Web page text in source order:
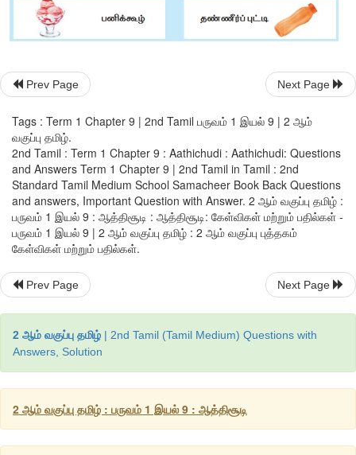
Prev Page Next Page
Tags : Term 1 Chapter 9 | 2nd Tamil பருவம் 1 இயல் 9 | 2 ஆம்
வகுப்பு தமிழ்.
2nd Tamil : Term 1 Chapter 9 : Aathichudi : Aathichudi: Questions
and Answers Term 1 Chapter 9 | 2nd Tamil in Tamil : 2nd
Standard Tamil Medium School Samacheer Book Back Questions
and answers, Important Question with Answer. 2 ஆம் வகுப்பு தமிழ் :
பருவம் 1 இயல் 9 : ஆத்திசூடி : ஆத்திசூடி: கேள்விகள் மற்றும் பதில்கள் -
பருவம் 1 இயல் 9 | 2 ஆம் வகுப்பு தமிழ் : 2 ஆம் வகுப்பு புத்தகம்
கேள்விகள் மற்றும் பதில்கள்.
Prev Page Next Page
2 ஆம் வகுப்பு தமிழ் | 2nd Tamil (Tamil Medium) Questions with
Answers, Solution
2 ஆம் வகுப்பு தமிழ் : பருவம் 1 இயல் 9 : ஆத்திசூடி